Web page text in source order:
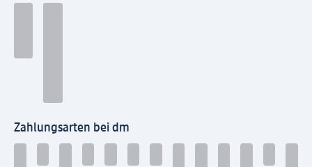
Zahlungsarten bei dm